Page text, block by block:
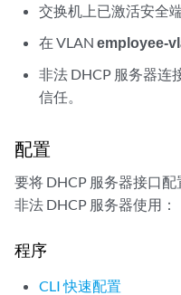
交换机上已激活安全
在 VLANemployee-
非法 DHCP 服务器连
信任。
配置
要将 DHCP 服务器接口
非法 DHCP 服务器使用：
程序
CLI 快速配置